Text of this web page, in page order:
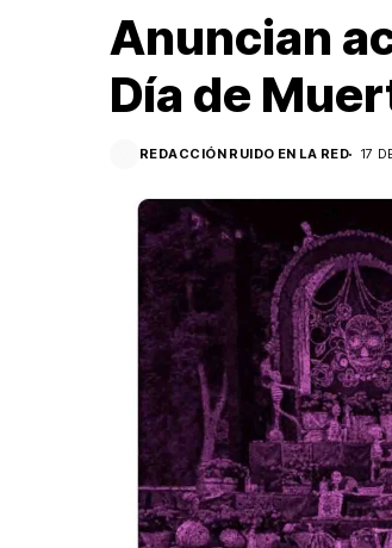
Anuncian
Día de
REDACCIÓN RUIDO EN LA RED 17